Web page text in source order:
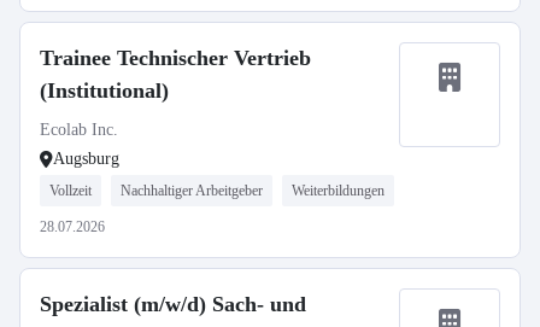
Trainee Technischer Vertrieb
(Institutional)
Ecolab Inc.
Augsburg
Vollzeit Nachhaltiger Arbeitgeber Weiterbildungen
28.07.2026
Spezialist (m/w/d) Sach- und